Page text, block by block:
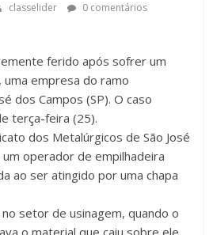
classelider 0 comentários
ferido após sofrer um
uma empresa do ramo
dos Campos (SP). O caso
terça-feira (25).
dos Metalúrgicos de São José
operador de empilhadeira
ao ser atingido por uma chapa
setor de usinagem, quando o